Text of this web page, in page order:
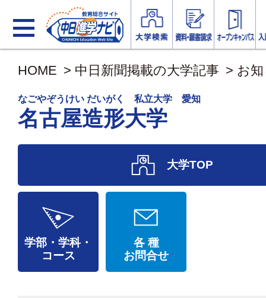
HOME > 中日新聞掲載の大学記事 > お
なごやぞうけい だいがく 私立大学 愛知
名古屋造形大学
大学TOP
学部・学科・
コース
各 種
お問合せ